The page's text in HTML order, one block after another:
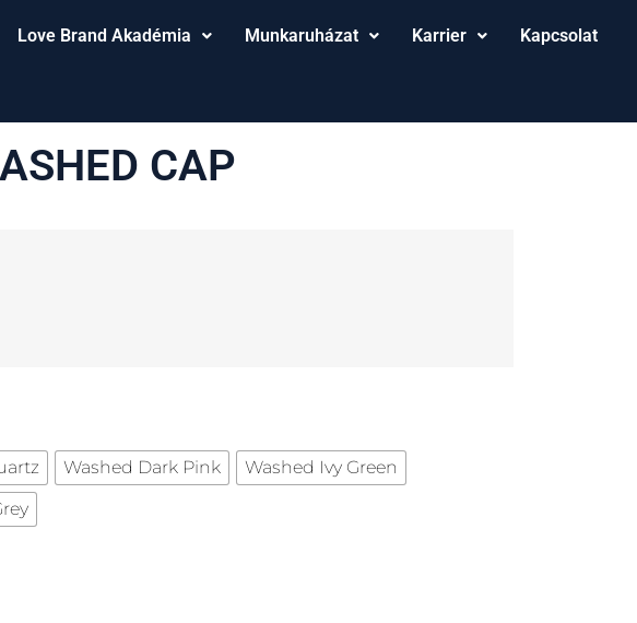
Love Brand Akadémia Munkaruházat Karrier Kapcsolat
CAP
Washed Dark Pink
Washed Ivy Green